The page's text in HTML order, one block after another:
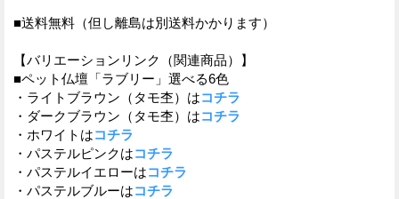
■送料無料（但し離島は別送料かかります）
【バリエーションリンク（関連商品）】
■ペット仏壇「ラブリー」選べる6色
・ライトブラウン（タモ杢）はコチラ
・ダークブラウン（タモ杢）はコチラ
・ホワイトはコチラ
・パステルピンクはコチラ
・パステルイエローはコチラ
・パステルブルーはコチラ